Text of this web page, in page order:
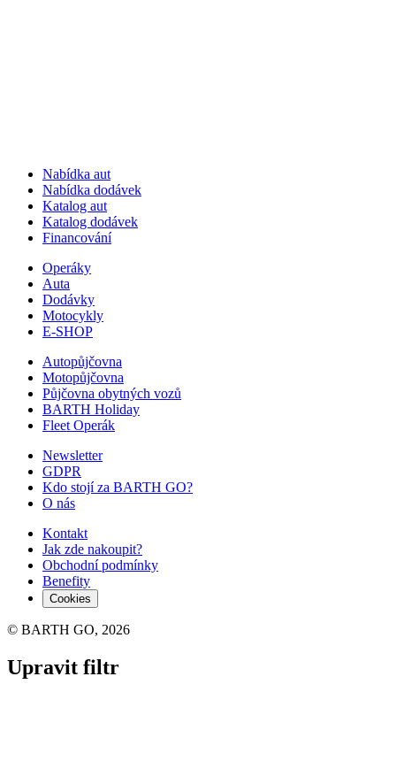
Nabídka aut
Nabídka dodávek
Katalog aut
Katalog dodávek
Financování
Operáky
Auta
Dodávky
Motocykly
E-SHOP
Autopůjčovna
Motopůjčovna
Půjčovna obytných vozů
BARTH Holiday
Fleet Operák
Newsletter
GDPR
Kdo stojí za BARTH GO?
O nás
Kontakt
Jak zde nakoupit?
Obchodní podmínky
Benefity
Cookies
© BARTH GO, 2026
Upravit filtr